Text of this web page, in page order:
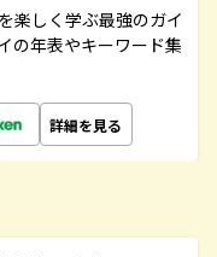
楽しく学ぶ最強のガイ
の年表やキーワード集
詳細を見る